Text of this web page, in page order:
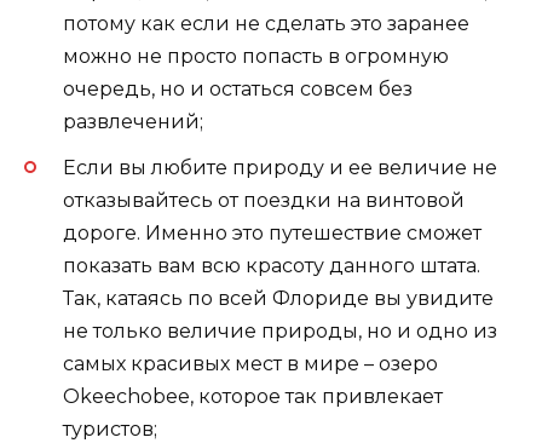
потому как если не сделать это заранее
можно не просто попасть в огромную
очередь, но и остаться совсем без
развлечений;
Если вы любите природу и ее величие не
отказывайтесь от поездки на винтовой
дороге. Именно это путешествие сможет
показать вам всю красоту данного штата.
Так, катаясь по всей Флориде вы увидите
не только величие природы, но и одно из
самых красивых мест в мире – озеро
Okeechobee, которое так привлекает
туристов;